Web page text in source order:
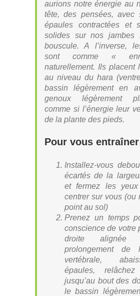
aurions notre énergie au
tête, des pensées, avec
épaules contractées et
solides sur nos jambes
bouscule. A l’inverse,
sont comme «
naturellement. Ils placent
au niveau du hara
bassin légèrement en
genoux légèrement
comme si l’énergie leur
de la plante des pieds.
Pour vous
Installez-vous
écartés de la
et fermez les
centrer sur vous (ou
point au sol)
Prenez un temps
conscience de votre
droite
prolongement de
vertébrale,
épaules,
jusqu’au bout des
le bassin